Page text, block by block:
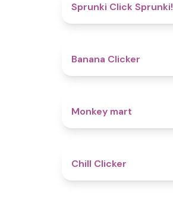
Sprunki Click Sprunki!
Banana Clicker
Monkey mart
Chill Clicker